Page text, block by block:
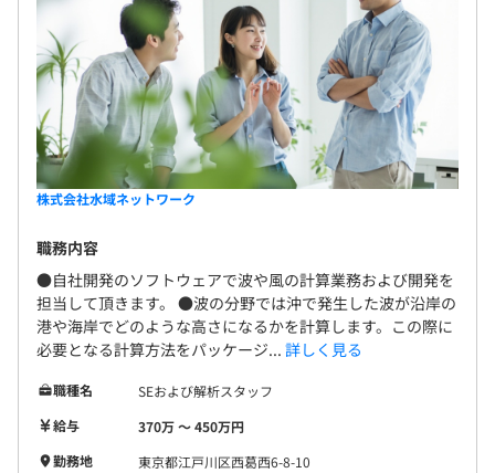
株式会社水域ネットワーク
職務内容
●自社開発のソフトウェアで波や風の計算業務および開発を
担当して頂きます。 ●波の分野では沖で発生した波が沿岸の
港や海岸でどのような高さになるかを計算します。この際に
必要となる計算方法をパッケージ... 詳しく見る
職種名
SEおよび解析スタッフ
給与
370万 〜 450万円
勤務地
東京都江戸川区西葛西6-8-10